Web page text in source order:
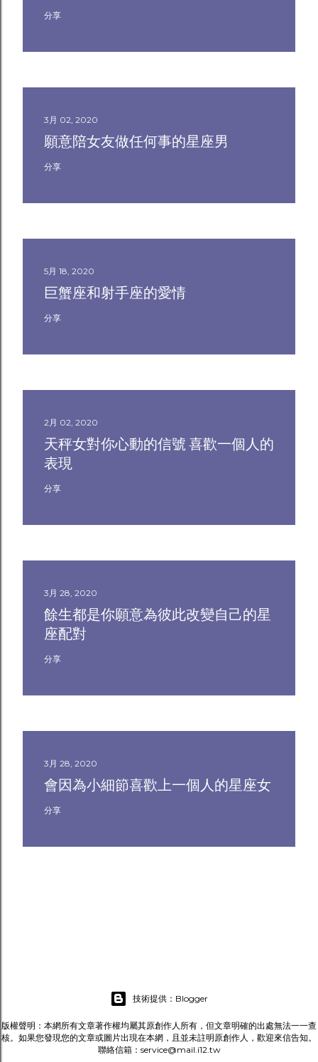
分享
3月 02, 2020
願意陪女友做任何事的星座男
分享
5月 18, 2020
巨蟹座和射手座的愛情
分享
2月 02, 2020
天秤女對你心動的信號 喜歡一個人的
表現
分享
3月 28, 2020
餘生都是你願意為彼此改變自己的星
座配對
分享
3月 28, 2020
會因為小細節喜歡上一個人的星座女
分享
技術提供：Blogger
版權聲明：本網所有文章著作權均屬其原創作人所有，但文章明確的出處無法一一查
核。如果您發現您的文章或圖片出現在本網，且並未註明原創作人，歡迎來信告知。
聯絡信箱：service@mail.i12.tw